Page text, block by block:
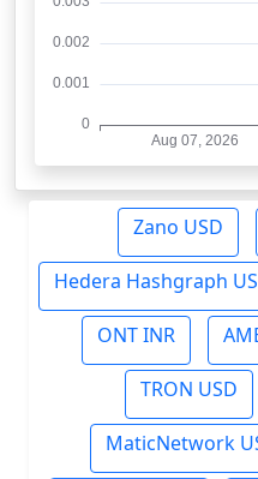
Zano USD
Hedera Hashgraph
ONT INR
TRON USD
MaticNetwork